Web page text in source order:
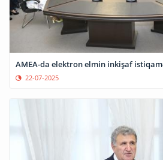
AMEA-da elektron elmin inkişaf
22-07-2025